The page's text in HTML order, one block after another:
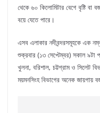
থেকে ৬০ কিলোমিটার বেগে বৃষ্টি বা
বয়ে যেতে পারে।
এসব এলাকার নদীবন্দরসমূহকে এক
শুক্রবার (১৩ সেপ্টেম্বর) সকাল ৯টা
খুলনা, বরিশাল, চট্টগ্রাম ও সিলেট
ময়মনসিংহ বিভাগের অনেক জায়গায়